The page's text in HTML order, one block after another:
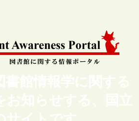
書館情報学に関する
お知らせする、国立